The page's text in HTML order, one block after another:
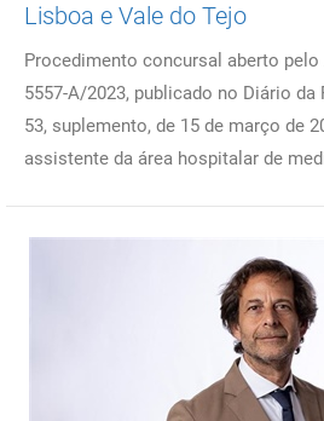
Lisboa e Vale do Tejo
Procedimento concursal aberto
5557-A/2023, publicado no Diário da
53, suplemento, de 15 de março de
assistente da área hospitalar de